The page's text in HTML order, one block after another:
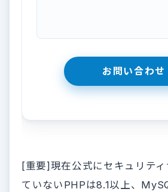
[重要]現在公式にセキュリテ
ていないPHPは8.1以上、